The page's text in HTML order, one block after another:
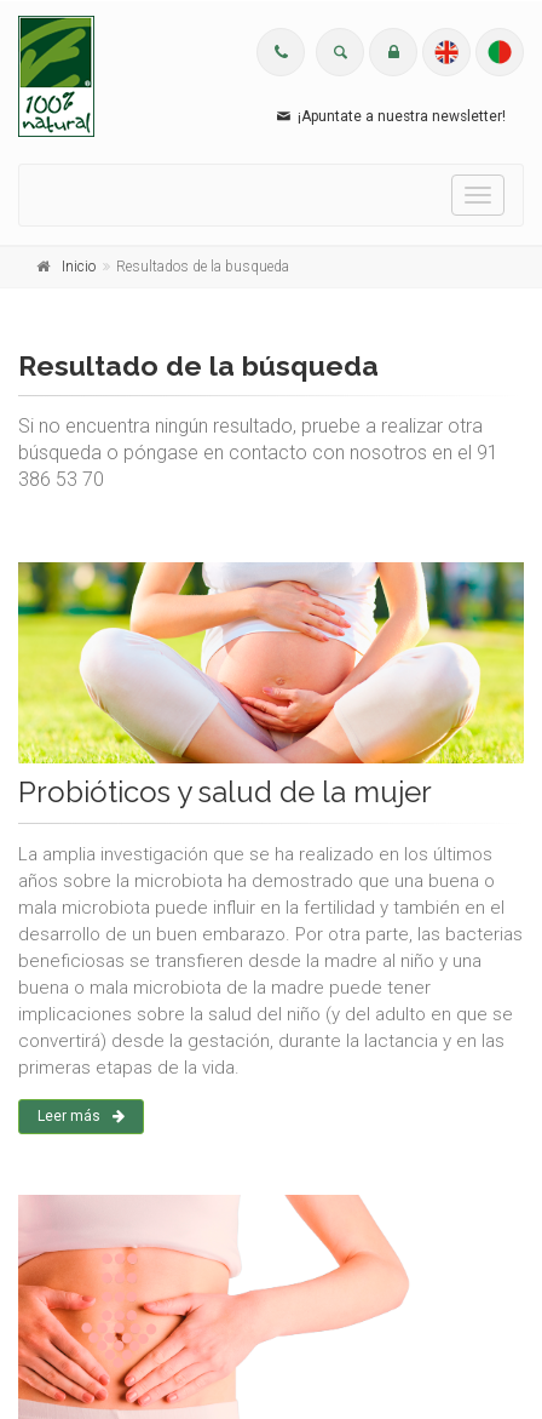
¡Apuntate a nuestra newsletter!
Menu
Inicio Resultados de la busqueda
Resultado de la búsqueda
Si no encuentra ningún resultado, pruebe a realizar otra
búsqueda o póngase en contacto con nosotros en el 91
386 53 70
Probióticos y salud de la mujer
La amplia investigación que se ha realizado en los últimos
años sobre la microbiota ha demostrado que una buena o
mala microbiota puede influir en la fertilidad y también en el
desarrollo de un buen embarazo. Por otra parte, las bacterias
beneficiosas se transfieren desde la madre al niño y una
buena o mala microbiota de la madre puede tener
implicaciones sobre la salud del niño (y del adulto en que se
convertirá) desde la gestación, durante la lactancia y en las
primeras etapas de la vida.
Leer más